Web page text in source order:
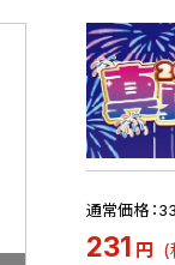
通常価格：
231 円 (